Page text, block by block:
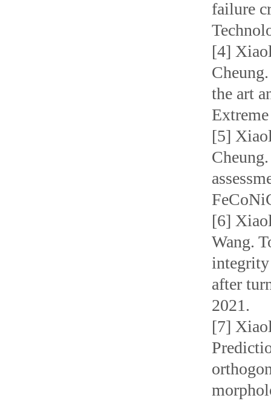
failure
[4]
the art
[5]
[6]
Wang.
integrity
after
2021.
[7]